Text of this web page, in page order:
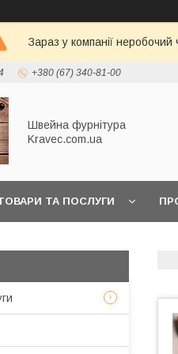
Зараз у компанії
+380 (67) 340-81-00
Швейна фурнітура
Kravec.com.ua
ТА ПОСЛУГИ